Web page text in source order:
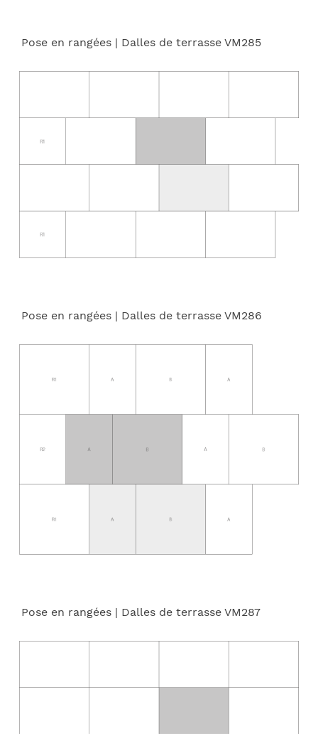
Pose en rangées | Dalles de terrasse VM285
Pose en rangées | Dalles de terrasse VM286
Pose en rangées | Dalles de terrasse VM287